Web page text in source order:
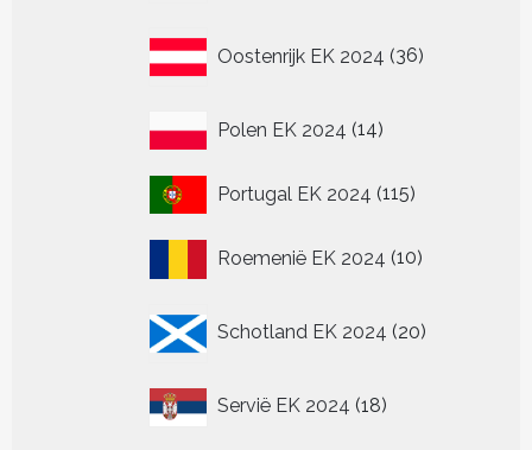
Oostenrijk EK 2024 36
producten
Polen EK 2024 1414
Portugal EK 2024 115115
Roemenië EK 2024 1010
Schotland EK 2024 20
producten
Servië EK 2024 1818